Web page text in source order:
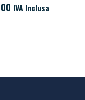
IVA Inclusa